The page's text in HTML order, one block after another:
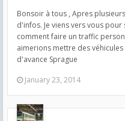
Bonsoir à tous , Apres
d'infos. Je viens vers vous
comment faire un traffic
aimerions mettre des
d'avance Sprague
January 23, 2014